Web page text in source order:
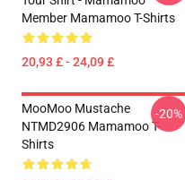
Member Mamamoo T-Shirts
20,93 £ - 24,09 £
MooMoo Mustache
NTMD2906 Mamamoo T-
Shirts
-20%